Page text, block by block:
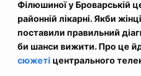
Філюшиної у Броварській
районній лікарні. Якби
поставили правильний
би шанси вижити. Про це
сюжеті центрального